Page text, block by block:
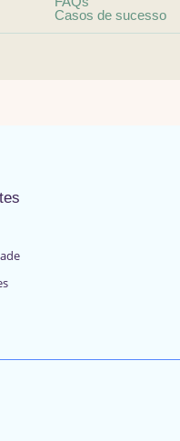
Casos de sucesso